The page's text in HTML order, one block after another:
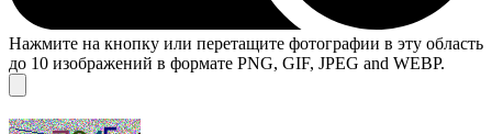
Нажмите на кнопку или перетащите фотографии в эту область
до 10 изображений в формате PNG, GIF, JPEG and WEBP.